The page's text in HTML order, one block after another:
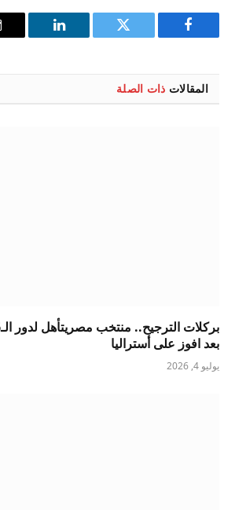
فيسبوك تويتر لينكدإن
المقالات ذات الصلة
بعد افوز على أستراليا
يوليو 4, 2026